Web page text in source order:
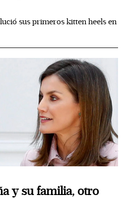
sus primeros kitten heels en
y su familia, otro